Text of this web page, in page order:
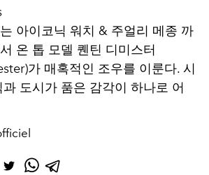
아이코닉 워치 & 주얼리 메종 까
온 톱 모델 퀜틴 디미스터
가 매혹적인 조우를 이룬다. 시
도시가 품은 감각이 하나로 어